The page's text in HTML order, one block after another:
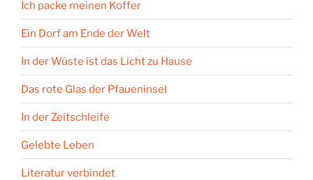
Ich packe meinen Koffer
Ein Dorf am Ende der Welt
In der Wüste ist das Licht zu Hause
Das rote Glas der Pfaueninsel
In der Zeitschleife
Gelebte Leben
Literatur verbindet